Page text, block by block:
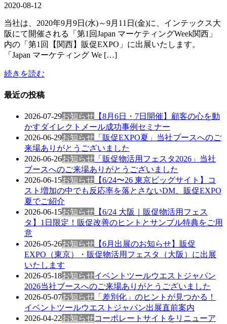
2020-08-12
当社は、2020年9月9日(水)～9月11日(金)に、インテックス大
阪にて開催される「第1回Japan マーケティングWeek関西」
内の「第1回【関西】販促EXPO」に出展いたします。
「Japan マーケティング We […]
続きを読む
最近の投稿
2026-07-29お知らせ 【8月6日・7日開催】顧客の心を動
かすダイレクトメール成功事例セミナー
2026-06-29お知らせ 「販促EXPO夏」当社ブースへのご
来場ありがとうございました
2026-06-26お知らせ 「販促物活用フェスタ2026」当社
ブースへのご来場ありがとうございました
2026-06-15お知らせ 【6/24〜26 東京ビッグサイト】コ
スト増加の中でも反応率を落とさないDM、販促EXPO
夏でご紹介
2026-06-15お知らせ 【6/24 大阪｜販促物活用フェス
タ】1日限定！販促改善のヒントとサンプル特典をご用
意
2026-05-26お知らせ 【6月出展のお知らせ】販促
EXPO（東京）・販促物活用フェスタ（大阪）に出展
いたします
2026-05-18お知らせイベントツールウエストジャパン
2026当社ブースへのご来場ありがとうございました
2026-05-07お知らせ 「差別化」のヒントが見つかる！
イベントツールウエストジャパン出展直前案内
2026-04-22お知らせコーポレートサイトをリニューア